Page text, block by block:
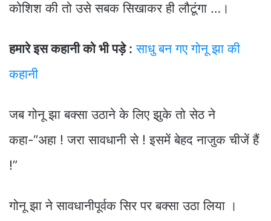
कोशिश की तो उसे सबक सिखाकर ही लौटूंगा …।
हमारे इस कहानी को भी पड़े : साधु बन गए गोनू झा की
कहानी
जब गोनू झा बक्सा उठाने के लिए झुके तो सेठ ने
कहा-“अहा ! जरा सावधानी से ! इसमें बेहद नाजुक चीजें हैं
!”
गोनू झा ने सावधानीपूर्वक सिर पर बक्सा उठा लिया ।